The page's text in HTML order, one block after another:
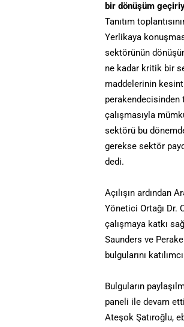
bir dönüşüm
Tanıtım
Yerlikaya
sektörünün
ne kadar kritik bir
maddelerinin
çalışmasıyla
sektörü bu
gerekse sektör
dedi.
Açılışın ardından
Yönetici Ortağı Dr.
çalışmaya katkı
Saunders ve
bulgularını
Bulguların
paneli ile devam
Ateşok Şatıroğlu,